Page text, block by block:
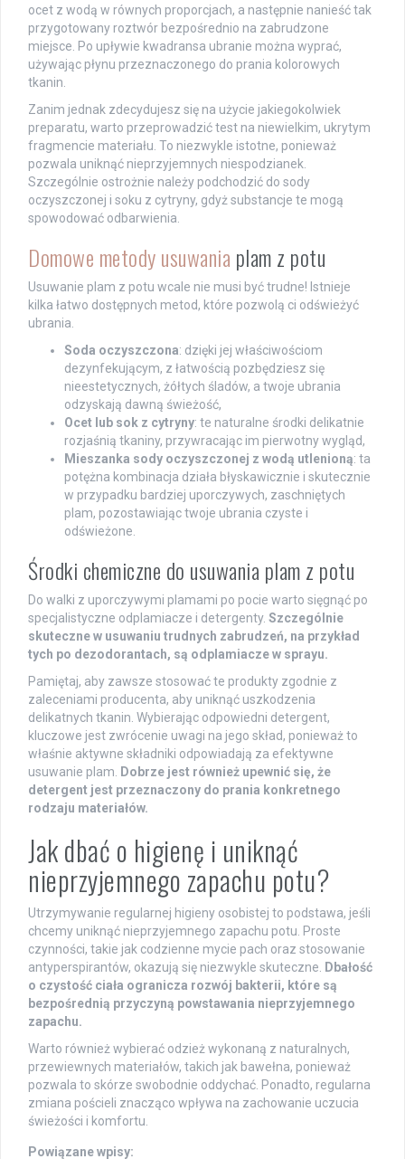
ocet z wodą w równych proporcjach, a następnie nanieść tak
przygotowany roztwór bezpośrednio na zabrudzone
miejsce. Po upływie kwadransa ubranie można wyprać,
używając płynu przeznaczonego do prania kolorowych
tkanin.
Zanim jednak zdecydujesz się na użycie jakiegokolwiek
preparatu, warto przeprowadzić test na niewielkim, ukrytym
fragmencie materiału. To niezwykle istotne, ponieważ
pozwala uniknąć nieprzyjemnych niespodzianek.
Szczególnie ostrożnie należy podchodzić do sody
oczyszczonej i soku z cytryny, gdyż substancje te mogą
spowodować odbarwienia.
Domowe metody usuwania plam z potu
Usuwanie plam z potu wcale nie musi być trudne! Istnieje
kilka łatwo dostępnych metod, które pozwolą ci odświeżyć
ubrania.
Soda oczyszczona: dzięki jej właściwościom
dezynfekującym, z łatwością pozbędziesz się
nieestetycznych, żółtych śladów, a twoje ubrania
odzyskają dawną świeżość,
Ocet lub sok z cytryny: te naturalne środki delikatnie
rozjaśnią tkaniny, przywracając im pierwotny wygląd,
Mieszanka sody oczyszczonej z wodą utlenioną: ta
potężna kombinacja działa błyskawicznie i skutecznie
w przypadku bardziej uporczywych, zaschniętych
plam, pozostawiając twoje ubrania czyste i
odświeżone.
Środki chemiczne do usuwania plam z potu
Do walki z uporczywymi plamami po pocie warto sięgnąć po
specjalistyczne odplamiacze i detergenty. Szczególnie
skuteczne w usuwaniu trudnych zabrudzeń, na przykład
tych po dezodorantach, są odplamiacze w sprayu.
Pamiętaj, aby zawsze stosować te produkty zgodnie z
zaleceniami producenta, aby uniknąć uszkodzenia
delikatnych tkanin. Wybierając odpowiedni detergent,
kluczowe jest zwrócenie uwagi na jego skład, ponieważ to
właśnie aktywne składniki odpowiadają za efektywne
usuwanie plam.
Dobrze jest również upewnić się, że
detergent jest przeznaczony do prania konkretnego
rodzaju materiałów.
Jak dbać o higienę i uniknąć
nieprzyjemnego zapachu potu?
Utrzymywanie regularnej higieny osobistej to podstawa, jeśli
chcemy uniknąć nieprzyjemnego zapachu potu. Proste
czynności, takie jak codzienne mycie pach oraz stosowanie
antyperspirantów, okazują się niezwykle skuteczne.
Dbałość
o czystość ciała ogranicza rozwój bakterii, które są
bezpośrednią przyczyną powstawania nieprzyjemnego
zapachu.
Warto również wybierać odzież wykonaną z naturalnych,
przewiewnych materiałów, takich jak bawełna, ponieważ
pozwala to skórze swobodnie oddychać. Ponadto, regularna
zmiana pościeli znacząco wpływa na zachowanie uczucia
świeżości i komfortu.
Powiązane wpisy: